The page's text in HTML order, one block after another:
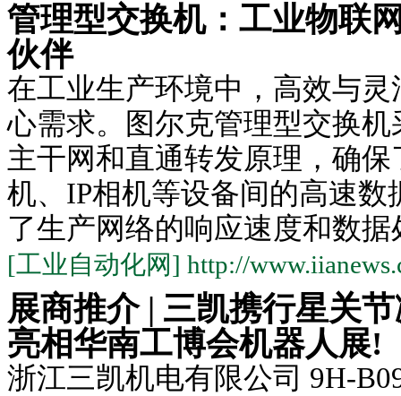
管理型交换机：工业物联
伙伴
在工业生产环境中，高效与
心需求。图尔克管理型交换机
主干网和直通转发原理，确
机、IP相机等设备间的高速数
了生产网络的响应速度和数据
[工业自动化网] http://
展商推介 | 三凯携行星关
亮相华南工博会机器人展!
浙江三凯机电有限公司 9H-